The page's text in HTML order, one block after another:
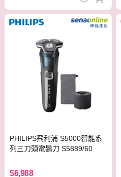
PHILIPS飛利浦 S5000智能系
列三刀頭電鬍刀 S5889/60
$6,988